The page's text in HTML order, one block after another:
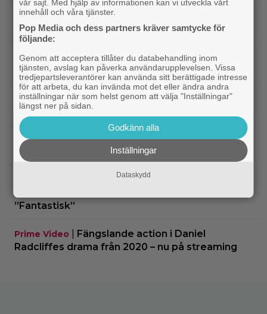
Streamingtips|2 säsonger av brittisk deckare
kommer till SVT Play – baserad på svensk bok
Kändisar| Actionsuccén från 1998 som Jackie
Chan vill glömma: ”Gillar den fortfarande inte”
Fantasy|Sista chansen: 2010-talets mest episka
fantasytrilogi lämnar Netflix i augusti
Christopher Nolan|Christopher Nolans
favoritkomedi är hyllad kultrulle från 1987
”Svärtan”-aktuella Ture Nermans
favoritfilm är en klassiker från 1994:
”Fantastisk”
Prime Video
Fängslande action i Daniel
Radcliffes drama från 2020 – nu på streaming
vår sajt. Med hjälp av informationen kan vi utveckla vårt
innehåll och våra tjänster.
Pop Media och dess partners kräver samtycke för
följande:
Genom att acceptera tillåter du databehandling inom
tjänsten, avslag kan påverka användarupplevelsen. Vissa
tredjepartsleverantörer kan använda sitt berättigade intresse
för att arbeta, du kan invända mot det eller ändra andra
inställningar när som helst genom att välja "Inställningar"
längst ner på sidan.
Godkänn alla
Inställningar
Dataskydd